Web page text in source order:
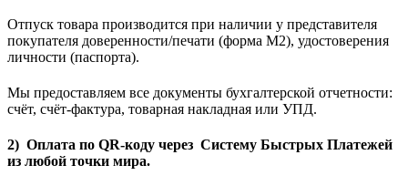
Отпуск товара производится при наличии у представителя
покупателя доверенности/печати (форма M2), удостоверения
личности (паспорта).
Мы предоставляем все документы бухгалтерской отчетности:
счёт, счёт-фактура, товарная накладная или УПД.
2) Оплата по QR-коду через Систему Быстрых Платежей
из любой точки мира.